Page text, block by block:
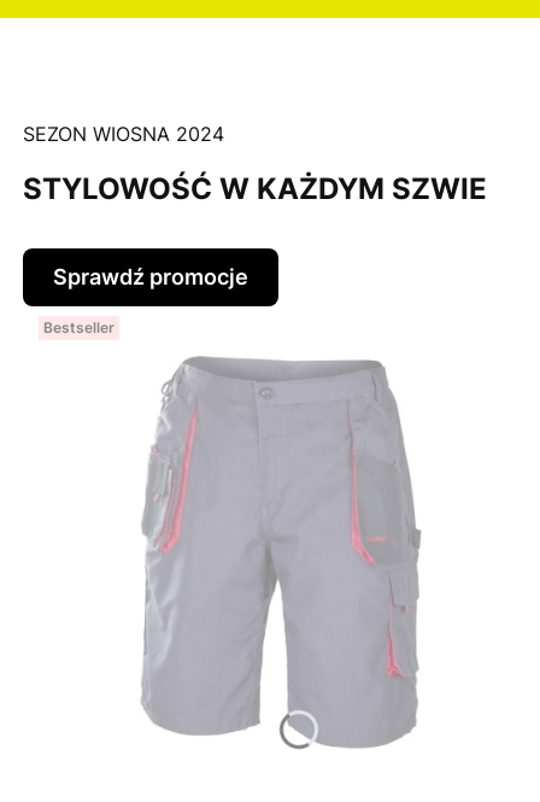
SEZON WIOSNA 2024
STYLOWOŚĆ W KAŻDYM SZWIE
Sprawdź promocje
Bestseller